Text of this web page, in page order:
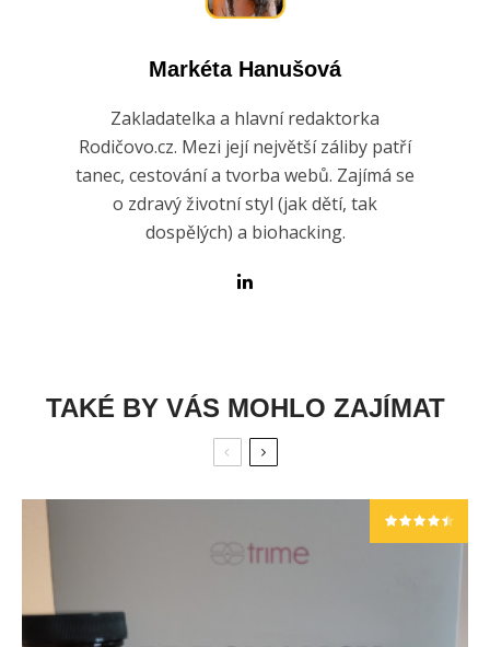
Markéta Hanušová
Zakladatelka a hlavní redaktorka
Rodičovo.cz. Mezi její největší záliby patří
tanec, cestování a tvorba webů. Zajímá se
o zdravý životní styl (jak dětí, tak
dospělých) a biohacking.
TAKÉ BY VÁS MOHLO ZAJÍMAT